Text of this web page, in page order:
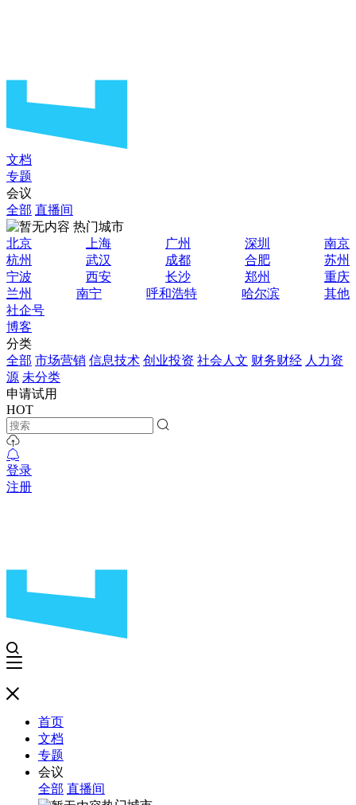
文档
专题
会议
全部 直播间
热门城市
北京
上海 广州 深圳
南京
杭州
武汉 成都 合肥
苏州
宁波
西安 长沙 郑州
重庆
兰州
南宁 呼和浩特 哈尔滨
其他
社企号
博客
分类
全部 市场营销 信息技术 创业投资 社会人文 财务财经 人力资
源 未分类
申请试用
HOT
登录
注册
首页
文档
专题
会议
全部 直播间